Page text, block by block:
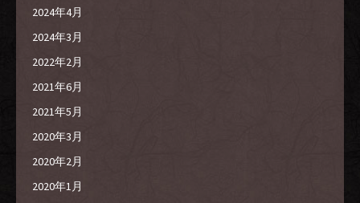
2024年4月
2024年3月
2022年2月
2021年6月
2021年5月
2020年3月
2020年2月
2020年1月